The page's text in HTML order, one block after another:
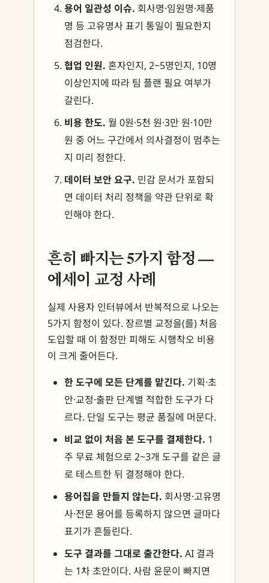
용어 일관성 이슈. 회사명·임원명·제품
명 등 고유명사 표기 통일이 필요한지
점검한다.
협업 인원. 혼자인지, 2~5명인지, 10명
이상인지에 따라 팀 플랜 필요 여부가
갈린다.
비용 한도. 월 0원·5천 원·3만 원·10만
원 중 어느 구간에서 의사결정이 멈추는
지 미리 정한다.
데이터 보안 요구. 민감 문서가 포함되
면 데이터 처리 정책을 약관 단위로 확
인해야 한다.
흔히 빠지는 5가지 함정 —
에세이 교정 사례
실제 사용자 인터뷰에서 반복적으로 나오는
5가지 함정이 있다. 장르별 교정을(를) 처음
도입할 때 이 함정만 피해도 시행착오 비용
이 크게 줄어든다.
한 도구에 모든 단계를 맡긴다. 기획·초
안·교정·출판 단계별 적합한 도구가 다
르다. 단일 도구는 평균 품질에 머문다.
비교 없이 처음 본 도구를 결제한다. 1
주 무료 체험으로 2~3개 도구를 같은 글
로 테스트한 뒤 결정해야 한다.
용어집을 만들지 않는다. 회사명·고유명
사·전문 용어를 등록하지 않으면 글마다
표기가 흔들린다.
도구 결과를 그대로 출간한다. AI 결과
는 1차 초안이다. 사람 윤문이 빠지면